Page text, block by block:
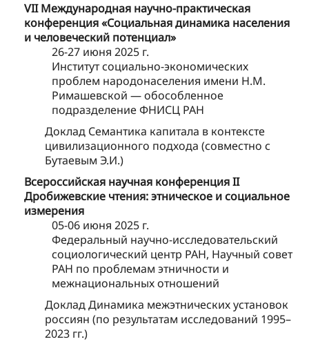
VII Международная научно-практическая
конференция «Социальная динамика населения
и человеческий потенциал»
26-27 июня 2025 г.
Институт социально-экономических
проблем народонаселения имени Н.М.
Римашевской — обособленное
подразделение ФНИСЦ РАН
Доклад Семантика капитала в контексте
цивилизационного подхода (совместно с
Бутаевым Э.И.)
Всероссийская научная конференция II
Дробижевские чтения: этническое и социальное
измерения
05-06 июня 2025 г.
Федеральный научно-исследовательский
социологический центр РАН, Научный совет
РАН по проблемам этничности и
межнациональных отношений
Доклад Динамика межэтнических установок
россиян (по результатам исследований 1995–
2023 гг.)